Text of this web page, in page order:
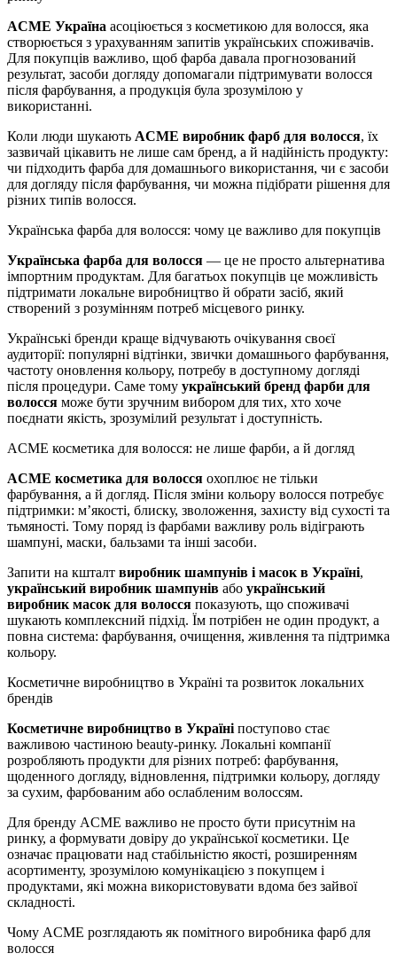
ACME Україна асоціюється з косметикою для волосся, яка
створюється з урахуванням запитів українських споживачів.
Для покупців важливо, щоб фарба давала прогнозований
результат, засоби догляду допомагали підтримувати волосся
після фарбування, а продукція була зрозумілою у
використанні.
Коли люди шукають ACME виробник фарб для волосся, їх
зазвичай цікавить не лише сам бренд, а й надійність продукту:
чи підходить фарба для домашнього використання, чи є засоби
для догляду після фарбування, чи можна підібрати рішення для
різних типів волосся.
Українська фарба для волосся: чому це важливо для покупців
Українська фарба для волосся — це не просто альтернатива
імпортним продуктам. Для багатьох покупців це можливість
підтримати локальне виробництво й обрати засіб, який
створений з розумінням потреб місцевого ринку.
Українські бренди краще відчувають очікування своєї
аудиторії: популярні відтінки, звички домашнього фарбування,
частоту оновлення кольору, потребу в доступному догляді
після процедури. Саме тому український бренд фарби для
волосся може бути зручним вибором для тих, хто хоче
поєднати якість, зрозумілий результат і доступність.
ACME косметика для волосся: не лише фарби, а й догляд
ACME косметика для волосся охоплює не тільки
фарбування, а й догляд. Після зміни кольору волосся потребує
підтримки: м’якості, блиску, зволоження, захисту від сухості та
тьмяності. Тому поряд із фарбами важливу роль відіграють
шампуні, маски, бальзами та інші засоби.
Запити на кшталт виробник шампунів і масок в Україні,
український виробник шампунів або український
виробник масок для волосся показують, що споживачі
шукають комплексний підхід. Їм потрібен не один продукт, а
повна система: фарбування, очищення, живлення та підтримка
кольору.
Косметичне виробництво в Україні та розвиток локальних
брендів
Косметичне виробництво в Україні поступово стає
важливою частиною beauty-ринку. Локальні компанії
розробляють продукти для різних потреб: фарбування,
щоденного догляду, відновлення, підтримки кольору, догляду
за сухим, фарбованим або ослабленим волоссям.
Для бренду ACME важливо не просто бути присутнім на
ринку, а формувати довіру до української косметики. Це
означає працювати над стабільністю якості, розширенням
асортименту, зрозумілою комунікацією з покупцем і
продуктами, які можна використовувати вдома без зайвої
складності.
Чому ACME розглядають як помітного виробника фарб для
волосся